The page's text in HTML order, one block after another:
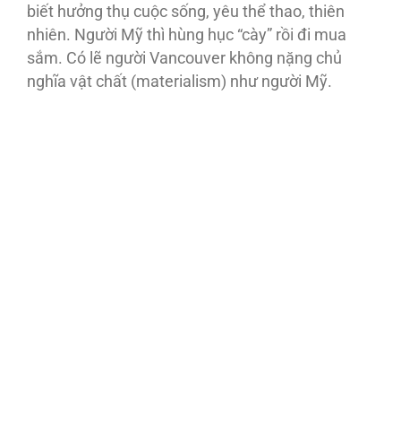
biết hưởng thụ cuộc sống, yêu thể thao, thiên
nhiên. Người Mỹ thì hùng hục “cày” rồi đi mua
sắm. Có lẽ người Vancouver không nặng chủ
nghĩa vật chất (materialism) như người Mỹ.